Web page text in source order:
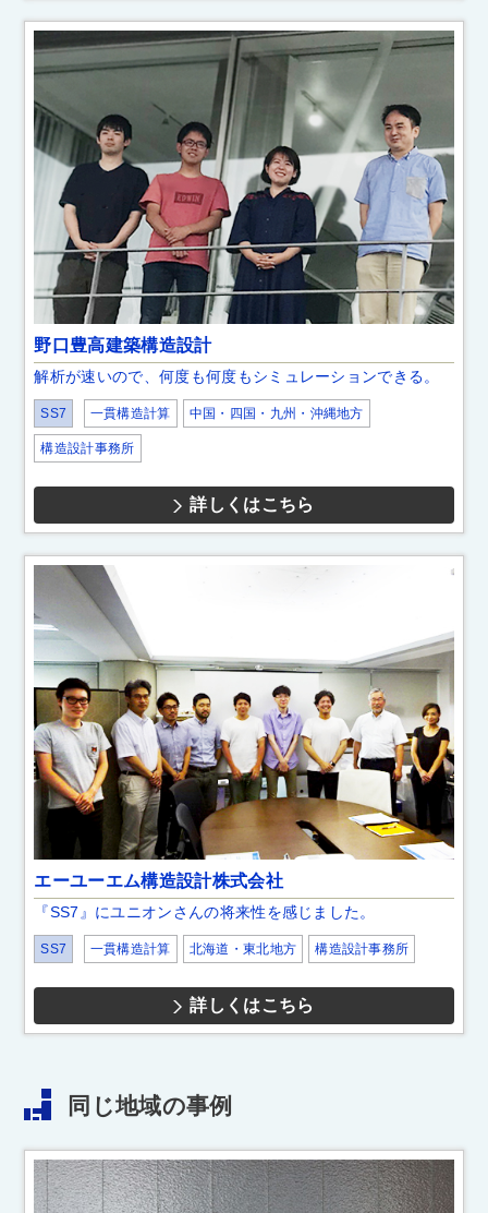
野口豊高建築構造設計
解析が速いので、何度も何度もシミュレーションできる。
SS7 一貫構造計算 中国・四国・九州・沖縄地方
構造設計事務所
詳しくはこちら
エーユーエム構造設計株式会社
『SS7』にユニオンさんの将来性を感じました。
SS7 一貫構造計算 北海道・東北地方 構造設計事務所
詳しくはこちら
同じ地域の事例